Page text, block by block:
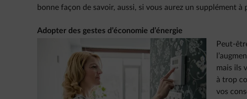
bonne façon de savoir, aussi, si vous aurez un supplément à
Adopter des gestes d’économie d’énergie
Peut-
mais ils
à trop
vos